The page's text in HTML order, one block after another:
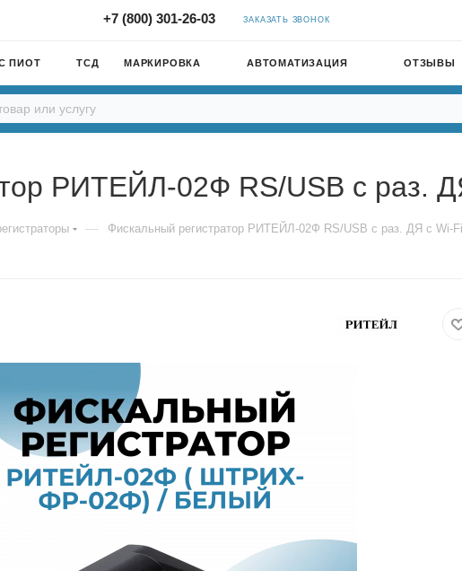
+7 (800) 301-26-03 ЗАКАЗАТЬ ЗВОНОК
ПИОТ ТСД МАРКИРОВКА АВТОМАТИЗАЦИЯ ОТЗЫВЫ
РИТЕЙЛ-02Ф RS/USB с раз.
— Фискальный регистратор РИТЕЙЛ-02Ф RS/USB с раз. ДЯ c Wi-Fi